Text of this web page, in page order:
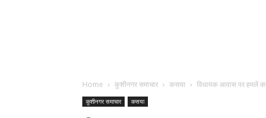
Home कुशीनगर समाचार कसया विधायक आवास पर हमलें
कुशीनगर समाचार कसया